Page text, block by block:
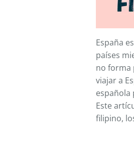
España
países
no forma
viajar a
española
Este
filipino,